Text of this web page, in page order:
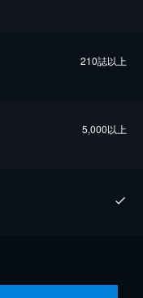
210誌以上
5,000以上